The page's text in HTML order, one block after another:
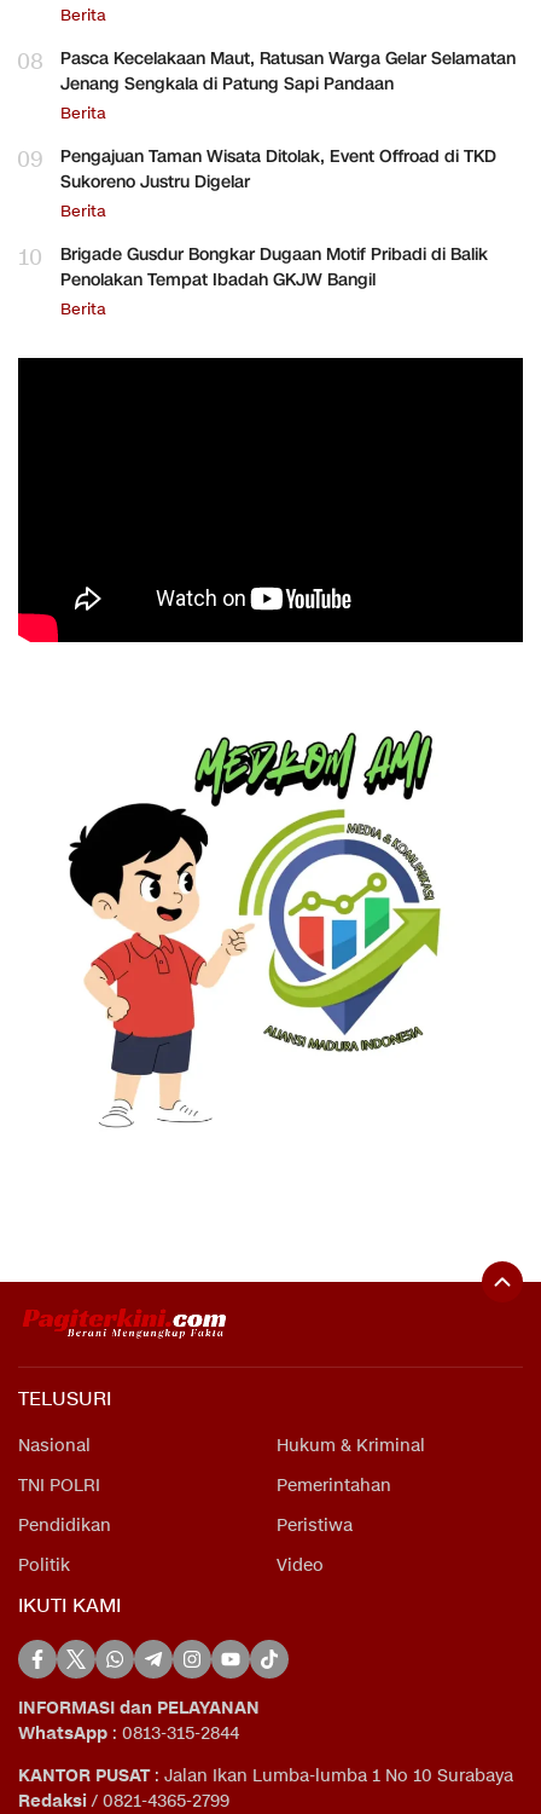
Berita
08
Pasca Kecelakaan Maut, Ratusan Warga Gelar Selamatan
Jenang Sengkala di Patung Sapi Pandaan
Berita
09
Pengajuan Taman Wisata Ditolak, Event Offroad di TKD
Sukoreno Justru Digelar
Berita
10
Brigade Gusdur Bongkar Dugaan Motif Pribadi di Balik
Penolakan Tempat Ibadah GKJW Bangil
Berita
TELUSURI
Nasional
Hukum & Kriminal
TNI POLRI
Pemerintahan
Pendidikan
Peristiwa
Politik
Video
IKUTI KAMI
INFORMASI dan PELAYANAN
WhatsApp : 0813-315-2844
KANTOR PUSAT: Jalan Ikan Lumba-lumba 1 No 10 Surabaya
Redaksi / 0821-4365-2799